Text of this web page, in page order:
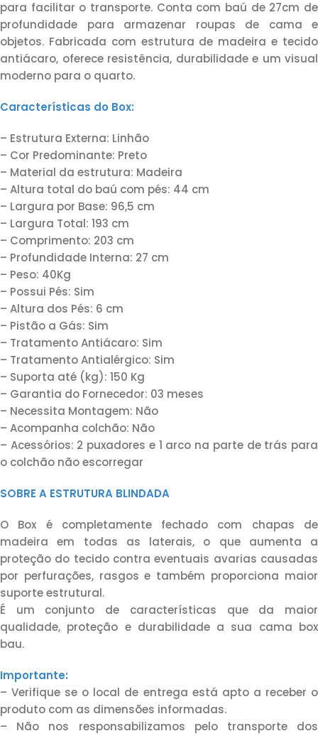
para facilitar o transporte. Conta com baú de 27cm de
profundidade para armazenar roupas de cama e
objetos. Fabricada com estrutura de madeira e tecido
antiácaro, oferece resistência, durabilidade e um visual
moderno para o quarto.
Características do Box:
– Estrutura Externa: Linhão
– Cor Predominante: Preto
– Material da estrutura: Madeira
– Altura total do baú com pés: 44 cm
– Largura por Base: 96,5 cm
– Largura Total: 193 cm
– Comprimento: 203 cm
– Profundidade Interna: 27 cm
– Peso: 40Kg
– Possui Pés: Sim
– Altura dos Pés: 6 cm
– Pistão a Gás: Sim
– Tratamento Antiácaro: Sim
– Tratamento Antialérgico: Sim
– Suporta até (kg): 150 Kg
– Garantia do Fornecedor: 03 meses
– Necessita Montagem: Não
– Acompanha colchão: Não
– Acessórios: 2 puxadores e 1 arco na parte de trás para
o colchão não escorregar
SOBRE A ESTRUTURA BLINDADA
O Box é completamente fechado com chapas de
madeira em todas as laterais, o que aumenta a
proteção do tecido contra eventuais avarias causadas
por perfurações, rasgos e também proporciona maior
suporte estrutural.
É um conjunto de características que da maior
qualidade, proteção e durabilidade a sua cama box
bau.
Importante:
– Verifique se o local de entrega está apto a receber o
produto com as dimensões informadas.
– Não nos responsabilizamos pelo transporte dos